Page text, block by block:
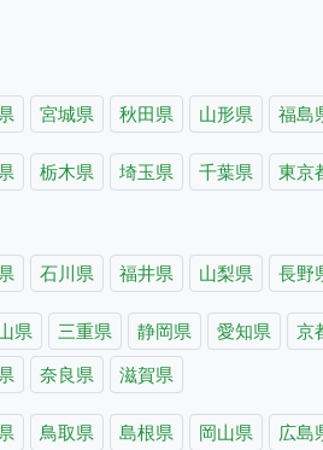
宮城県 秋田県 山形県 福島
栃木県 埼玉県 千葉県
東京
石川県 福井県 山梨県 長野
県 三重県 静岡県 愛知県
京
奈良県 滋賀県
鳥取県 島根県 岡山県
広島